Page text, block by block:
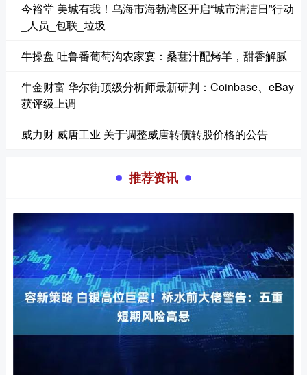
今裕堂 美城有我！乌海市海勃湾区开启“城市清洁日”行动
_人员_包联_垃圾
牛操盘 吐鲁番葡萄沟农家宴：桑葚汁配烤羊，甜香解腻
牛金财富 华尔街顶级分析师最新研判：Coinbase、eBay
获评级上调
威力财 威唐工业 关于调整威唐转债转股价格的公告
推荐资讯